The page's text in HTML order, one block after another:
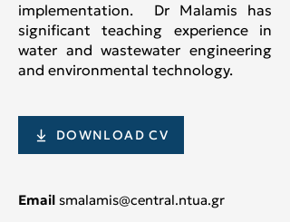
implementation. Dr Malamis has
significant teaching experience in
water and wastewater engineering
and environmental technology.
DOWNLOAD CV
Email smalamis@central.ntua.gr